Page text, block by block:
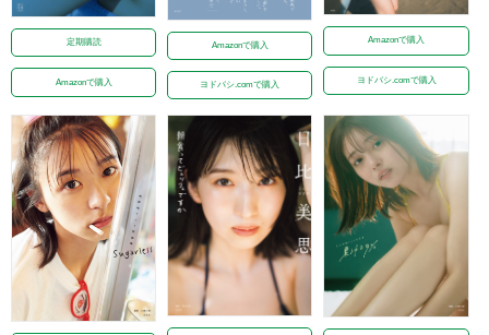
定期購読
Amazonで購入
Amazonで購入
ヨドバシ.comで購入
Amazonで購入
ヨドバシ.comで購入